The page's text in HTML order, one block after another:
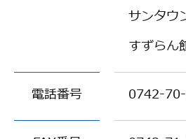
サンタウ
すずらん
電話番号 0742-